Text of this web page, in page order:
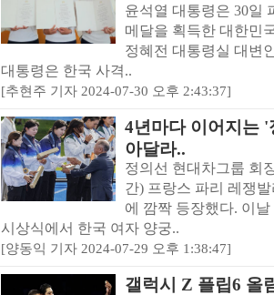
윤석열 대통령은 30일
메달을 획득한 대한민
정혜전 대통령실 대변
대통령은 한국 사격..
[추현주 기자 2024-07-30 오후 2:43:37]
4년마다 이어지는
아달라..
정의선 현대차그룹 회
간) 프랑스 파리 레쟁
에 깜짝 등장했다. 이
시상식에서 한국 여자 양궁..
[양동익 기자 2024-07-29 오후 1:38:47]
갤럭시 Z 플립6 올